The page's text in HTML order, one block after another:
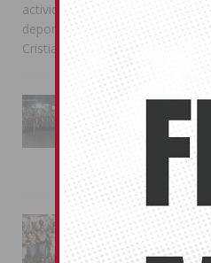
actividades familiares,
deportivas y las celebraciones
Cristianos
La Entrada
esplendor las
Almoradí en una
jornada festera
02/08/2026
La magia de la
conquista las
Almoradí